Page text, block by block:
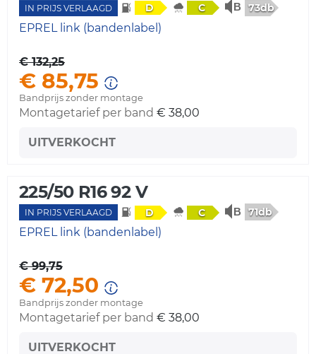
IN PRIJS VERLAAGD D C 73db
EPREL link (bandenlabel)
€ 132,25
€ 85,75
Bandprijs zonder montage
Montagetarief per band € 38,00
UITVERKOCHT
225/50 R16 92 V
IN PRIJS VERLAAGD D C 71db
EPREL link (bandenlabel)
€ 99,75
€ 72,50
Bandprijs zonder montage
Montagetarief per band € 38,00
UITVERKOCHT